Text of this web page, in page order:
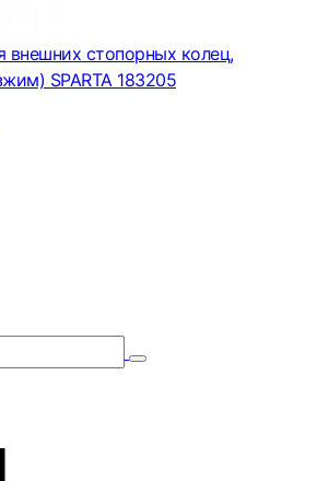
внешних стопорных колец,
SPARTA 183205